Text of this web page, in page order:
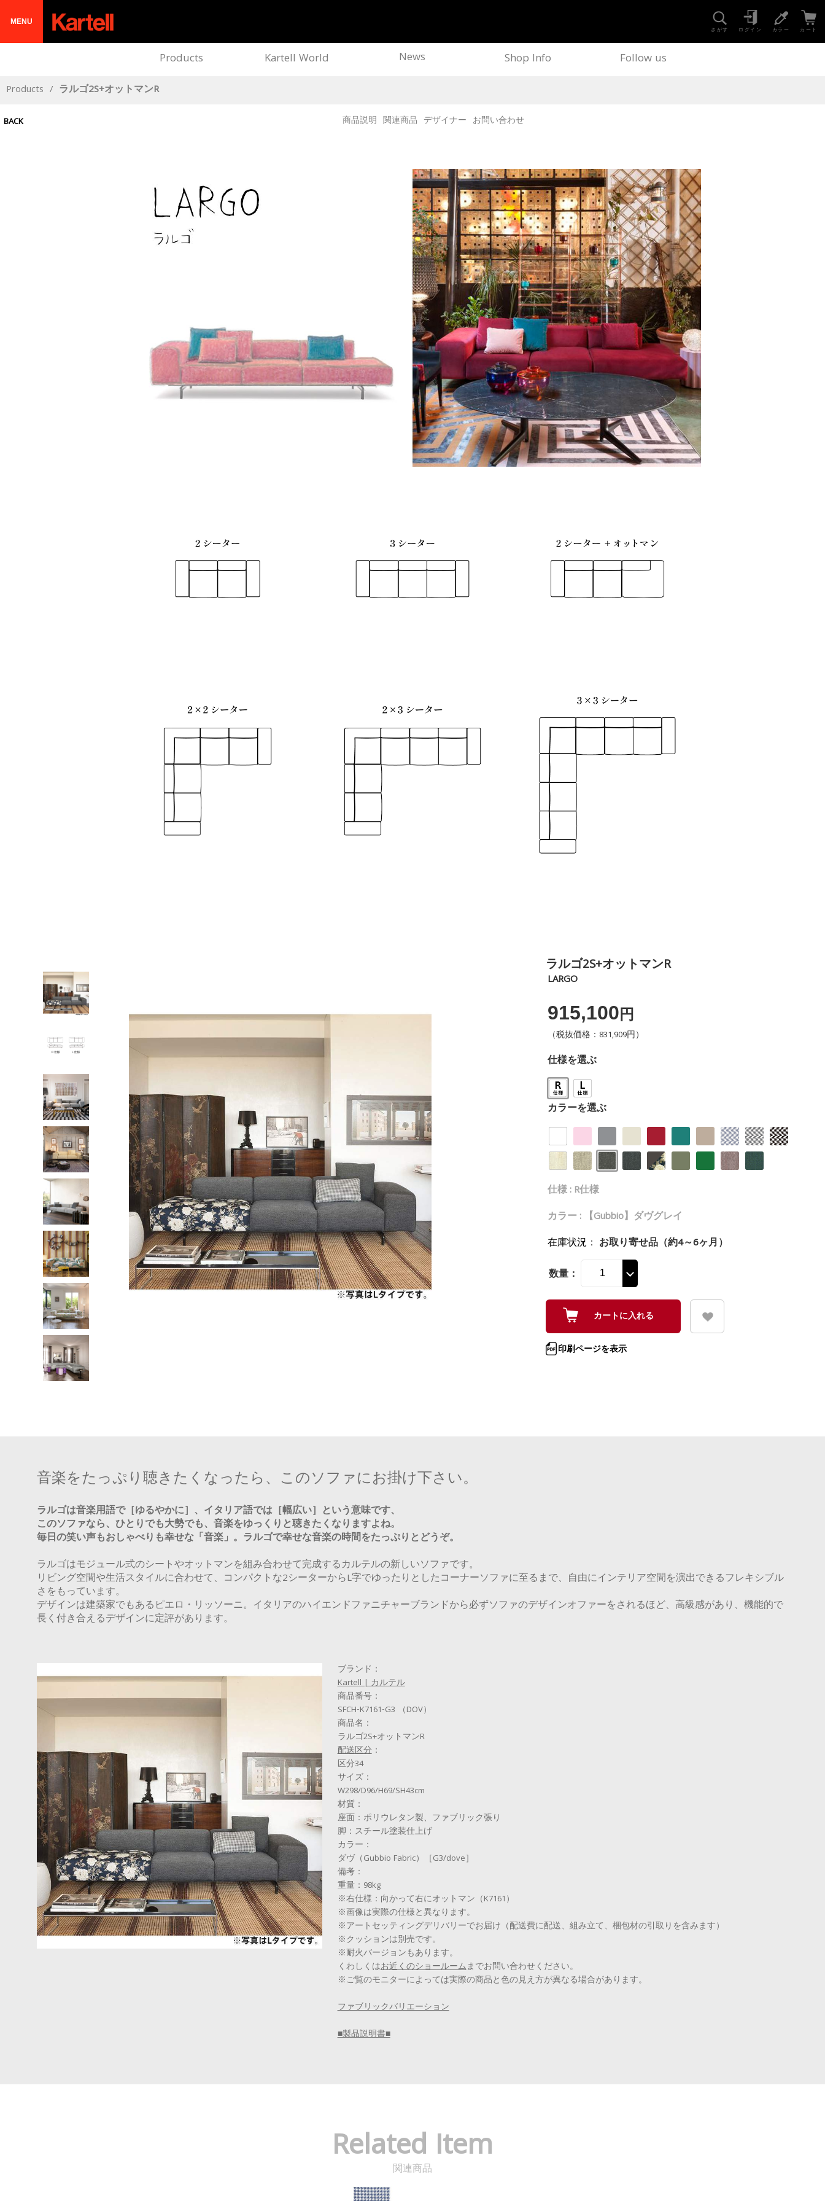
MENU
さがす ログイン カラー カート
Products Kartell World News Shop Info Follow us
Products / ラルゴ2S+オットマンR
BACK 商品説明 関連商品 デザイナー お問い合わせ
ラルゴ2S+オットマンR
LARGO
915,100 円
（税抜価格：831,909円）
仕様を選ぶ
カラーを選ぶ
仕様 : R仕様
カラー : 【Gubbio】ダヴグレイ
在庫状況 ： お取り寄せ品（約4～6ヶ月）
数量：
印刷ページを表示
音楽をたっぷり聴きたくなったら、このソファにお掛け下さい。
ラルゴは音楽用語で［ゆるやかに］、イタリア語では［幅広い］という意味です、
このソファなら、ひとりでも大勢でも、音楽をゆっくりと聴きたくなりますよね。
毎日の笑い声もおしゃべりも幸せな「音楽」。ラルゴで幸せな音楽の時間をたっぷりとどうぞ。
ラルゴはモジュール式のシートやオットマンを組み合わせて完成するカルテルの新しいソファです。
リビング空間や生活スタイルに合わせて、コンパクトな2シーターからL字でゆったりとしたコーナーソファに至るまで、自由にインテリア空間を演出できるフレキシブル
さをもっています。
デザインは建築家でもあるピエロ・リッソーニ。イタリアのハイエンドファニチャーブランドから必ずソファのデザインオファーをされるほど、高級感があり、機能的で
長く付き合えるデザインに定評があります。
ブランド：
Kartell | カルテル
商品番号：
SFCH-K7161-G3 （DOV）
商品名：
ラルゴ2S+オットマンR
配送区分：
区分34
サイズ：
W298/D96/H69/SH43cm
材質：
座面：ポリウレタン製、ファブリック張り
脚：スチール塗装仕上げ
カラー：
ダヴ（Gubbio Fabric）［G3/dove］
備考：
重量：98kg
※右仕様：向かって右にオットマン（K7161）
※画像は実際の仕様と異なります。
※アートセッティングデリバリーでお届け（配送費に配送、組み立て、梱包材の引取りを含みます）
※クッションは別売です。
※耐火バージョンもあります。
くわしくはお近くのショールームまでお問い合わせください。
※ご覧のモニターによっては実際の商品と色の見え方が異なる場合があります。
ファブリックバリエーション
■製品説明書■
Related Item
関連商品